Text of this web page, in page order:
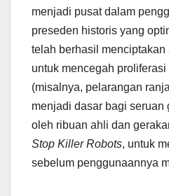
menjadi pusat dalam
preseden historis yang
telah berhasil menciptakan
untuk mencegah
(misalnya, pelarangan
menjadi dasar bagi seruan
oleh ribuan ahli dan
Stop Killer Robots, untuk
sebelum penggunaannya